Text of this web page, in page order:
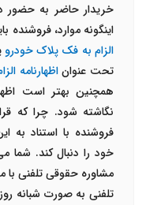
خریدار حاضر به حضور
اینگونه موارد، فروشنده
الزام به فک پلاک خودرو
تحت عنواناظهارنامه
همچنین بهتر است
نگاشته شود. چرا که
فروشنده با استناد به
خود را دنبال کند. شما
مشاوره حقوقی تلفنی با
تلفنی به صورت شبانه